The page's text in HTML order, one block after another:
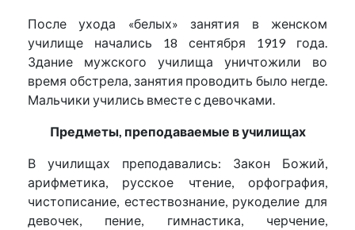
После ухода «белых» занятия в женском
училище начались 18 сентября 1919 года.
Здание мужского училища уничтожили во
время обстрела, занятия проводить было негде.
Мальчики учились вместе с девочками.
Предметы, преподаваемые в училищах
В училищах преподавались: Закон Божий,
арифметика, русское чтение, орфография,
чистописание, естествознание, рукоделие для
девочек, пение, гимнастика, черчение,